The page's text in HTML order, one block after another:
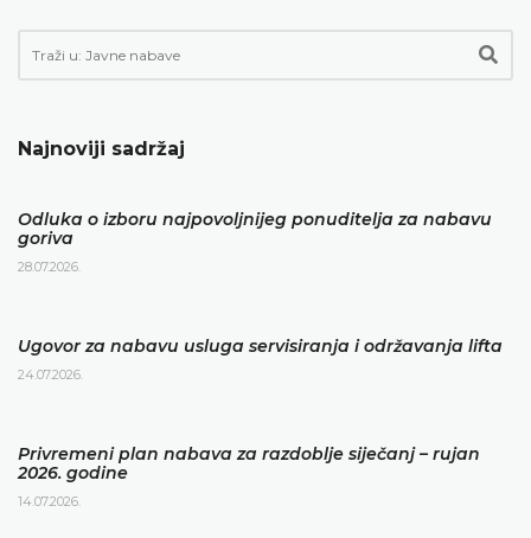
Najnoviji sadržaj
Odluka o izboru najpovoljnijeg ponuditelja za nabavu
goriva
28.07.2026.
Ugovor za nabavu usluga servisiranja i održavanja lifta
24.07.2026.
Privremeni plan nabava za razdoblje siječanj – rujan
2026. godine
14.07.2026.